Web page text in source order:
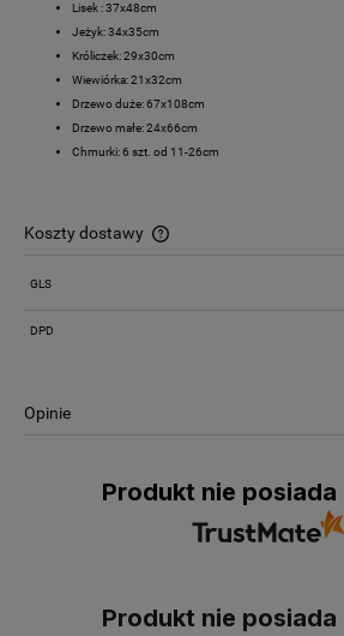
Lisek : 37x48cm
Jeżyk: 34x35cm
Króliczek: 29x30cm
Wiewiórka: 21x32cm
Drzewo duże: 67x108cm
Drzewo małe: 24x66cm
Chmurki: 6 szt. od 11-26cm
Koszty dostawy
Cena nie zawiera ewentualnych kosztów
GLS
DPD
Opinie
Produkt nie posiada
Produkt nie posiada